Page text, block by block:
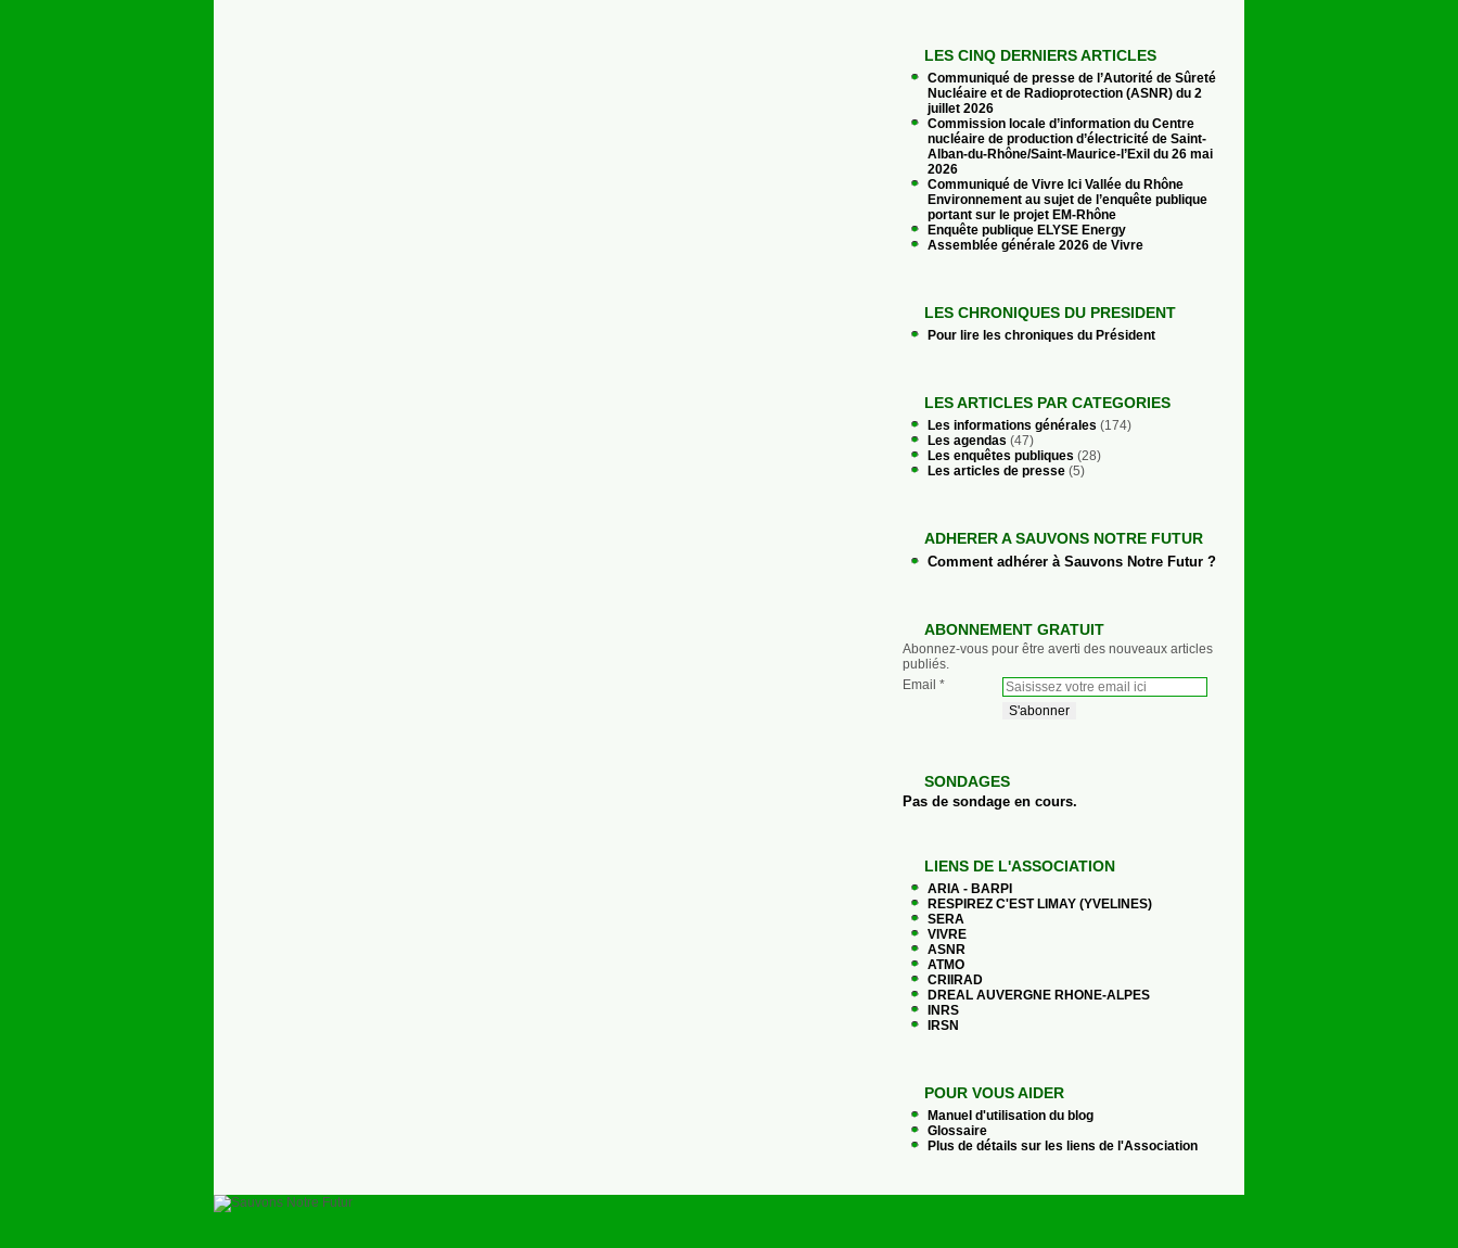
LES CINQ DERNIERS ARTICLES
Communiqué de presse de l’Autorité de Sûreté
Nucléaire et de Radioprotection (ASNR) du 2
juillet 2026
Commission locale d’information du Centre
nucléaire de production d’électricité de Saint-
Alban-du-Rhône/Saint-Maurice-l’Exil du 26 mai
2026
Communiqué de Vivre Ici Vallée du Rhône
Environnement au sujet de l’enquête publique
portant sur le projet EM-Rhône
Enquête publique ELYSE Energy
Assemblée générale 2026 de Vivre
LES CHRONIQUES DU PRESIDENT
Pour lire les chroniques du Président
LES ARTICLES PAR CATEGORIES
Les informations générales (174)
Les agendas (47)
Les enquêtes publiques (28)
Les articles de presse (5)
ADHERER A SAUVONS NOTRE FUTUR
Comment adhérer à Sauvons Notre Futur ?
ABONNEMENT GRATUIT
Abonnez-vous pour être averti des nouveaux articles
publiés.
Email
SONDAGES
Pas de sondage en cours.
LIENS DE L'ASSOCIATION
ARIA - BARPI
RESPIREZ C'EST LIMAY (YVELINES)
SERA
VIVRE
ASNR
ATMO
CRIIRAD
DREAL AUVERGNE RHONE-ALPES
INRS
IRSN
POUR VOUS AIDER
Manuel d'utilisation du blog
Glossaire
Plus de détails sur les liens de l'Association